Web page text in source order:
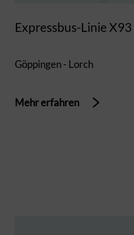
Expressbus-Linie X93
Göppingen - Lorch
Mehr erfahren